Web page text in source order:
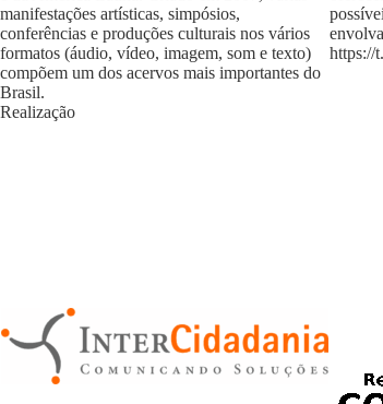
manifestações artísticas, simpósios,
conferências e produções culturais nos vários
formatos (áudio, vídeo, imagem, som e texto)
compõem um dos acervos mais importantes do
Brasil.
https://
Realização